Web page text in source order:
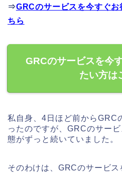
⇒GRCのサービスを今すぐお
ちら
GRCのサービスを今
たい方は
私自身、4日ほど前からGRC
ったのですが、GRCのサー
態がずっと続いていました。
そのわけは、GRCのサービ